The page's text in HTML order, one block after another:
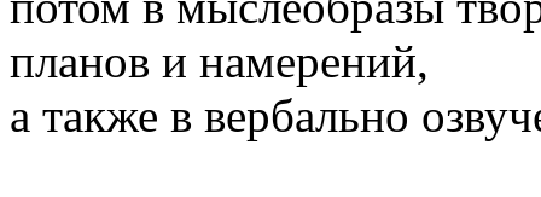
планов и намерений,
а также в вербально